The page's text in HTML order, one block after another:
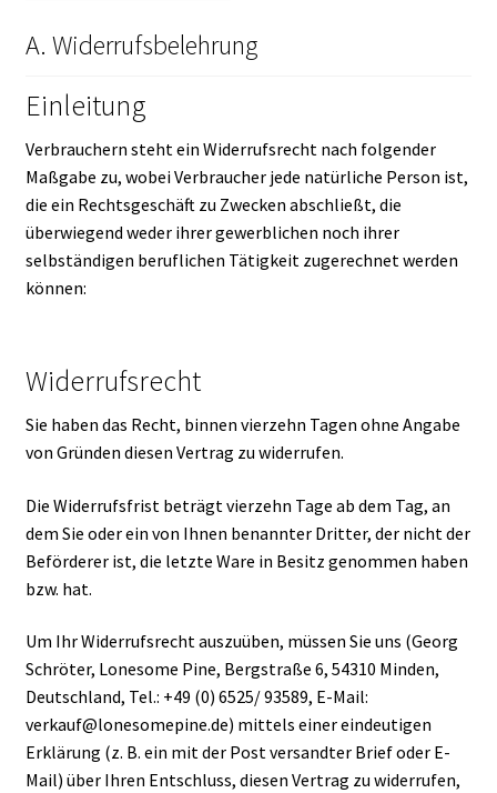
e
e
h
o
l
e
n
)
A. Widerrufsbelehrung
Einleitung
Verbrauchern steht ein Widerrufsrecht nach folgender
Maßgabe zu, wobei Verbraucher jede natürliche Person ist,
die ein Rechtsgeschäft zu Zwecken abschließt, die
überwiegend weder ihrer gewerblichen noch ihrer
selbständigen beruflichen Tätigkeit zugerechnet werden
können:
Widerrufsrecht
Sie haben das Recht, binnen vierzehn Tagen ohne Angabe
von Gründen diesen Vertrag zu widerrufen.
Die Widerrufsfrist beträgt vierzehn Tage ab dem Tag, an
dem Sie oder ein von Ihnen benannter Dritter, der nicht der
Beförderer ist, die letzte Ware in Besitz genommen haben
bzw. hat.
Um Ihr Widerrufsrecht auszuüben, müssen Sie uns (Georg
Schröter, Lonesome Pine, Bergstraße 6, 54310 Minden,
Deutschland, Tel.: +49 (0) 6525/ 93589, E-Mail:
verkauf@lonesomepine.de) mittels einer eindeutigen
Erklärung (z. B. ein mit der Post versandter Brief oder E-
Mail) über Ihren Entschluss, diesen Vertrag zu widerrufen,